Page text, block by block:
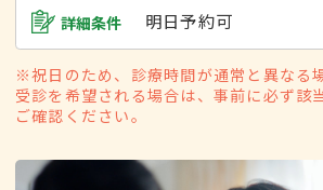
詳細条件 明日予約可
※祝日のため、診療時間が通常と異なる
受診を希望される場合は、事前に必ず該
ご確認ください。